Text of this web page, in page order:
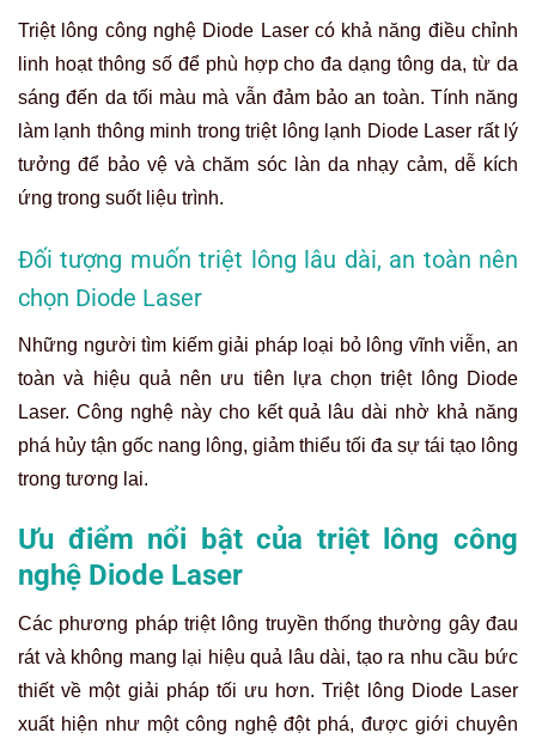
Triệt lông công nghệ Diode Laser có khả năng điều chỉnh
linh hoạt thông số để phù hợp cho đa dạng tông da, từ da
sáng đến da tối màu mà vẫn đảm bảo an toàn. Tính năng
làm lạnh thông minh trong triệt lông lạnh Diode Laser rất lý
tưởng để bảo vệ và chăm sóc làn da nhạy cảm, dễ kích
ứng trong suốt liệu trình.
Đối tượng muốn triệt lông lâu dài, an toàn nên
chọn Diode Laser
Những người tìm kiếm giải pháp loại bỏ lông vĩnh viễn, an
toàn và hiệu quả nên ưu tiên lựa chọn triệt lông Diode
Laser. Công nghệ này cho kết quả lâu dài nhờ khả năng
phá hủy tận gốc nang lông, giảm thiểu tối đa sự tái tạo lông
trong tương lai.
Ưu điểm nổi bật của triệt lông công
nghệ Diode Laser
Các phương pháp triệt lông truyền thống thường gây đau
rát và không mang lại hiệu quả lâu dài, tạo ra nhu cầu bức
thiết về một giải pháp tối ưu hơn. Triệt lông Diode Laser
xuất hiện như một công nghệ đột phá, được giới chuyên